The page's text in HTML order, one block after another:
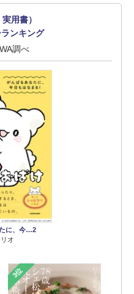
用書）
ンキング
調べ
に、今…2
オ
3位